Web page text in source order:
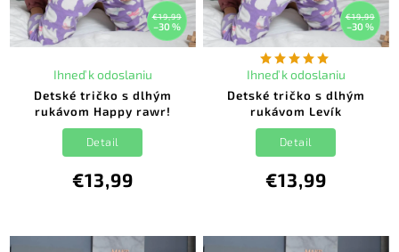
€19,99
–30 %
Detské tričko s dlhým
rukávom Happy rawr!
Ihneď k odoslaniu
€13,99
Detail
€19,99
–30 %
Detské tričko s dlhým
rukávom Levík
Ihneď k odoslaniu
€13,99
Detail